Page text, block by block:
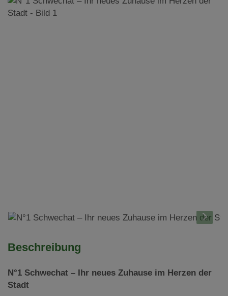
Beschreibung
N°1 Schwechat – Ihr neues Zuhause im Herzen der
Stadt